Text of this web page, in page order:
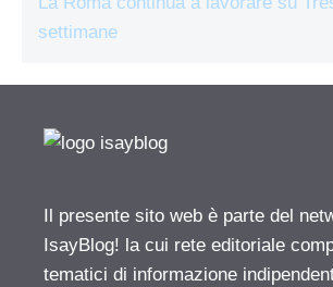
settimane
Il presente sito web è parte del
IsayBlog! la cui rete editoriale
tematici di informazione